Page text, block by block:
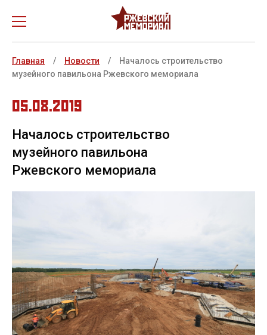
Новости
Ржевская битва
Медиа
Бессмертный полк
Главная / Новости /
Началось строительство
музейного павильона Ржевского мемориала
Началось строительство
музейного павильона
Ржевского мемориала
05.08.2019